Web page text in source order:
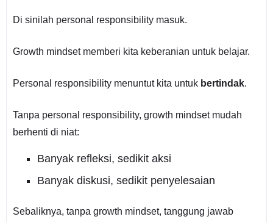
Di sinilah personal responsibility masuk.
Growth mindset memberi kita keberanian untuk belajar.
Personal responsibility menuntut kita untuk bertindak.
Tanpa personal responsibility, growth mindset mudah
berhenti di niat:
Banyak refleksi, sedikit aksi
Banyak diskusi, sedikit penyelesaian
Sebaliknya, tanpa growth mindset, tanggung jawab